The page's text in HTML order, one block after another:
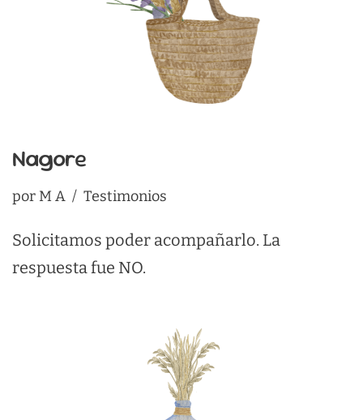
Nagore
por M A Testimonios
Solicitamos poder acompañarlo. La
respuesta fue NO.